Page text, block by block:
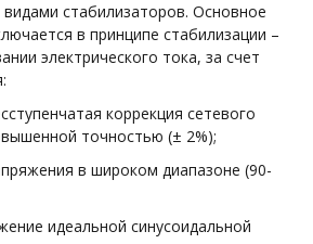
стабилизаторов. Основное
в принципе стабилизации –
электрического тока, за счет
коррекция сетевого
точностью (± 2%);
в широком диапазоне (90-
идеальной синусоидальной